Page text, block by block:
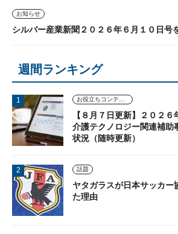
お知らせ
シルバー産業新聞２０２６年６月１０日号
週間ランキング
【８月７日更新】２０２
介護テクノロジー関連補
状況（随時更新）
話題
ヤタガラスが日本サッカー
た理由